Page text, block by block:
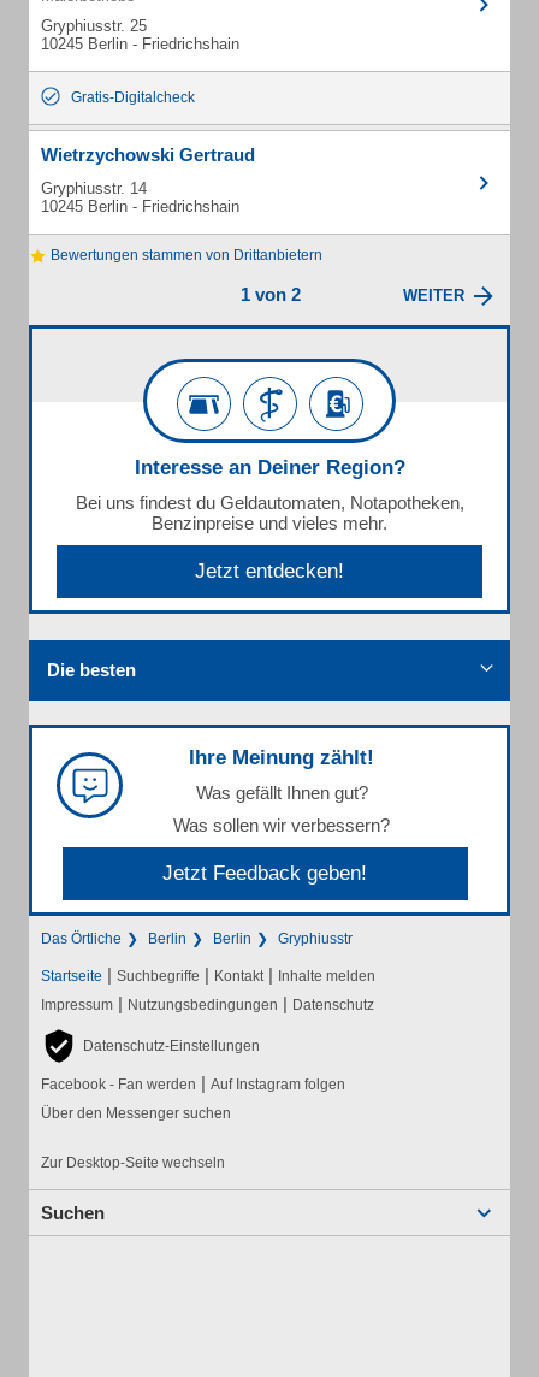
Gryphiusstr. 25
10245 Berlin - Friedrichshain
Gratis-Digitalcheck
Wietrzychowski Gertraud
Gryphiusstr. 14
10245 Berlin - Friedrichshain
Bewertungen stammen von Drittanbietern
1 von 2 WEITER
Interesse an Deiner Region?
Bei uns findest du Geldautomaten, Notapotheken,
Benzinpreise und vieles mehr.
Jetzt entdecken!
Die besten
Ihre Meinung zählt!
Was gefällt Ihnen gut?
Was sollen wir verbessern?
Jetzt Feedback geben!
Das Örtliche Berlin Berlin Gryphiusstr
Startseite | Suchbegriffe | Kontakt | Inhalte melden
Impressum | Nutzungsbedingungen | Datenschutz
Datenschutz-Einstellungen
Facebook - Fan werden | Auf Instagram folgen
Über den Messenger suchen
Zur Desktop-Seite wechseln
Suchen